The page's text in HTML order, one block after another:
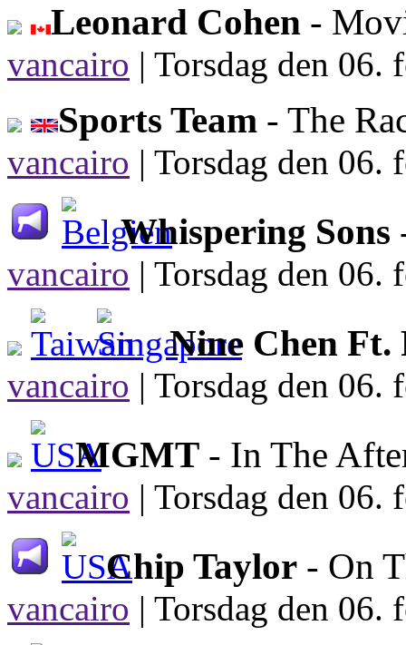
Leonard Cohen -
vancairo | Torsdag den 06.
Sports Team - The
vancairo | Torsdag den 06.
Whispering Sons
vancairo | Torsdag den 06.
Nine Chen Ft.
vancairo | Torsdag den 06.
MGMT - In The
vancairo | Torsdag den 06.
Chip Taylor - On
vancairo | Torsdag den 06.